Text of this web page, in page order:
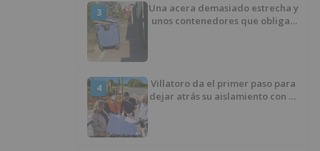
3
Una acera demasiado estrecha y
unos contenedores que obligan
4
Villatoro da el primer paso para
dejar atrás su aislamiento con el